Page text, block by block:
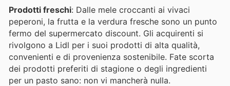
Prodotti freschi: Dalle mele croccanti ai vivaci
peperoni, la frutta e la verdura fresche sono un punto
fermo del supermercato discount. Gli acquirenti si
rivolgono a Lidl per i suoi prodotti di alta qualità,
convenienti e di provenienza sostenibile. Fate scorta
dei prodotti preferiti di stagione o degli ingredienti
per un pasto sano: non vi mancherà nulla.